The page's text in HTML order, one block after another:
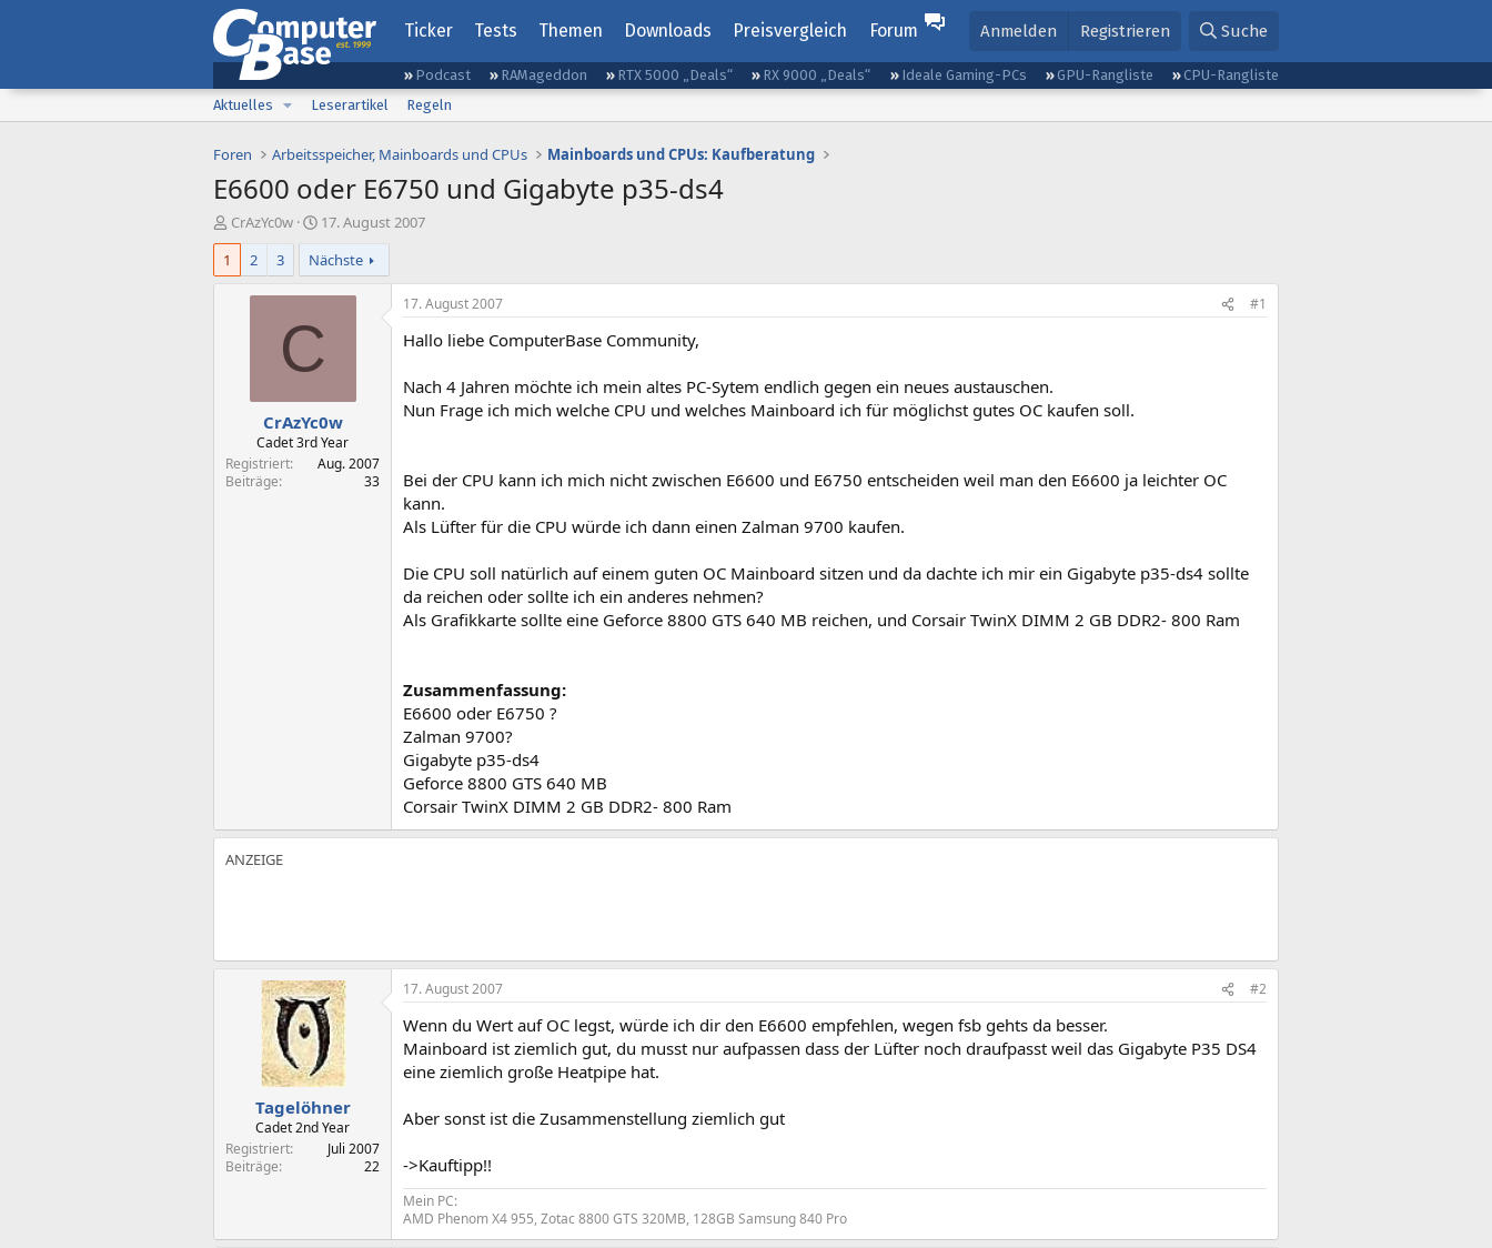
Ticker Tests Themen Downloads Preisvergleich Forum Anmelden Registrieren Suche
Podcast RAMageddon RTX 5000 „Deals“ RX 9000 „Deals“ Ideale Gaming-PCs GPU-Rangliste
CPU-Rangliste
Aktuelles
Leserartikel Regeln
Foren Arbeitsspeicher, Mainboards und CPUs Mainboards und CPUs: Kaufberatung
E6600 oder E6750 und Gigabyte p35-ds4
E
r
t
CrAzYc0w
E
r
s
t
e
l
t
m
17. August 2007
1
2 3 Nächste
C
CrAzYc0w
Cadet 3rd Year
Registriert
Aug. 2007
Beiträge
33
17. August 2007 #1
Hallo liebe ComputerBase Community,
Nach 4 Jahren möchte ich mein altes PC-Sytem endlich gegen ein neues austauschen.
Nun Frage ich mich welche CPU und welches Mainboard ich für möglichst gutes OC kaufen soll.
Bei der CPU kann ich mich nicht zwischen E6600 und E6750 entscheiden weil man den E6600 ja leichter OC
kann.
Als Lüfter für die CPU würde ich dann einen Zalman 9700 kaufen.
Die CPU soll natürlich auf einem guten OC Mainboard sitzen und da dachte ich mir ein Gigabyte p35-ds4 sollte
da reichen oder sollte ich ein anderes nehmen?
Als Grafikkarte sollte eine Geforce 8800 GTS 640 MB reichen, und Corsair TwinX DIMM 2 GB DDR2- 800 Ram
Zusammenfassung:
E6600 oder E6750 ?
Zalman 9700?
Gigabyte p35-ds4
Geforce 8800 GTS 640 MB
Corsair TwinX DIMM 2 GB DDR2- 800 Ram
Tagelöhner
Cadet 2nd Year
Registriert
Juli 2007
Beiträge
22
17. August 2007 #2
Wenn du Wert auf OC legst, würde ich dir den E6600 empfehlen, wegen fsb gehts da besser.
Mainboard ist ziemlich gut, du musst nur aufpassen dass der Lüfter noch draufpasst weil das Gigabyte P35 DS4
eine ziemlich große Heatpipe hat.
Aber sonst ist die Zusammenstellung ziemlich gut
->Kauftipp!!
Mein PC:
AMD Phenom X4 955, Zotac 8800 GTS 320MB, 128GB Samsung 840 Pro